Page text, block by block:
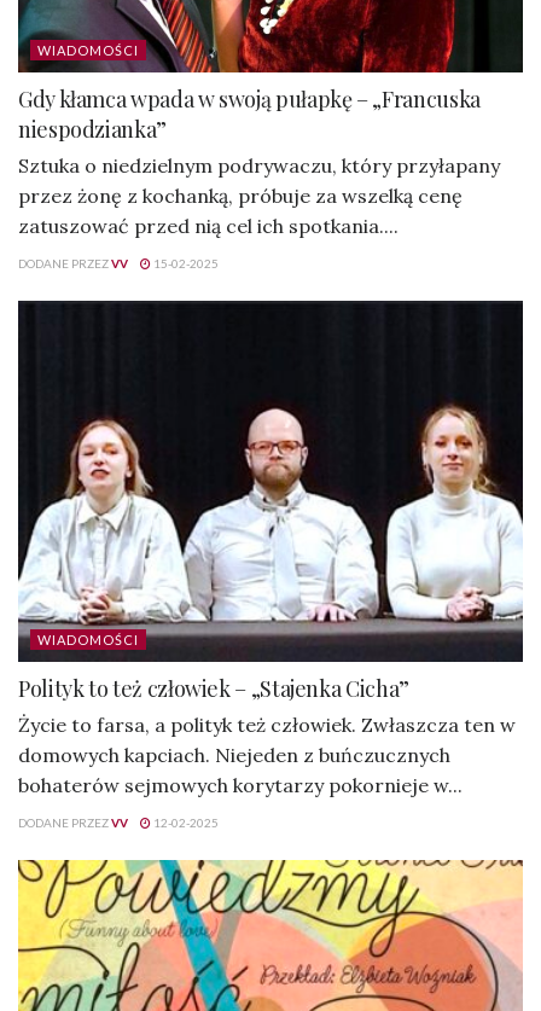
WIADOMOŚCI
Gdy kłamca wpada w swoją pułapkę – „Francuska
niespodzianka”
Sztuka o niedzielnym podrywaczu, który przyłapany
przez żonę z kochanką, próbuje za wszelką cenę
zatuszować przed nią cel ich spotkania....
DODANE PRZEZVV 15-02-2025
WIADOMOŚCI
Polityk to też człowiek – „Stajenka Cicha”
Życie to farsa, a polityk też człowiek. Zwłaszcza ten w
domowych kapciach. Niejeden z buńczucznych
bohaterów sejmowych korytarzy pokornieje w...
DODANE PRZEZVV 12-02-2025